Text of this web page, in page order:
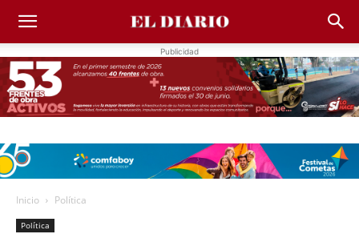
Publicidad
Inicio Política
Política